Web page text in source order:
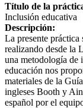
Título de la
Inclusión educativa
Descripción:
La presente práctica
realizando desde la
una metodología de
educación nos
materiales de la
ingleses Booth y
español por el